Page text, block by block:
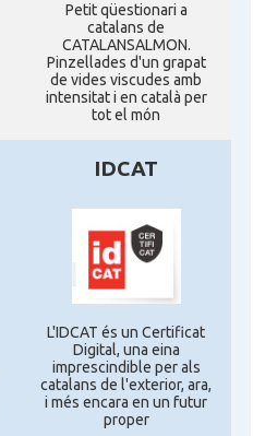
Petit qüestionari a
catalans de
CATALANSALMON.
Pinzellades d'un grapat
de vides viscudes amb
intensitat i en català per
tot el món
IDCAT
L'IDCAT és un Certificat
Digital, una eina
imprescindible per als
catalans de l'exterior, ara,
i més encara en un futur
proper